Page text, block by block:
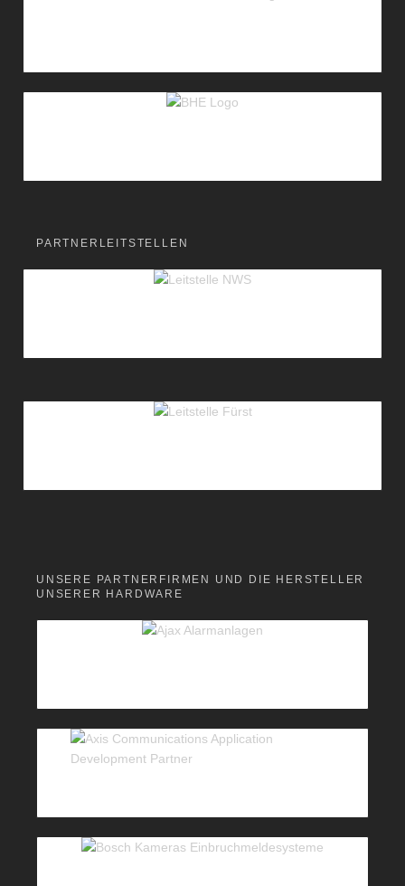
PARTNERLEITSTELLEN
UNSERE PARTNERFIRMEN UND DIE HERSTELLER
UNSERER HARDWARE